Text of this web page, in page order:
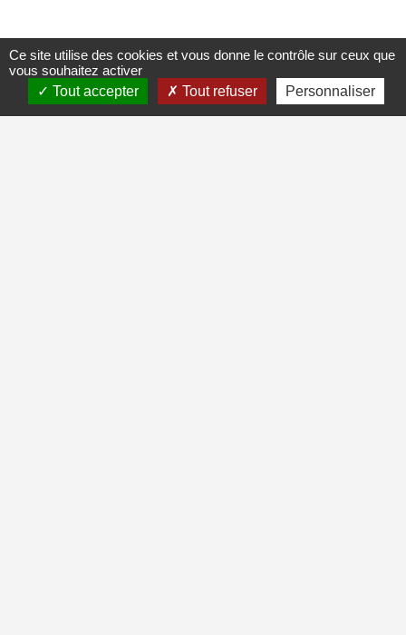
Ce site utilise des cookies et vous donne le contrôle sur ceux que
vous souhaitez activer
Tout accepter
Tout refuser Personnaliser